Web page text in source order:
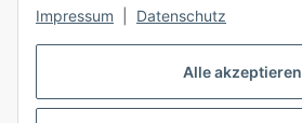
Alle akzeptieren
Impressum Datenschutz
Informationen
Gesetzliche Informationen